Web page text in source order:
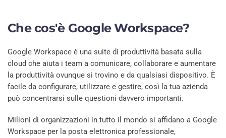
Che cos'è Google Workspace?
Google Workspace è una suite di produttività basata sulla
cloud che aiuta i team a comunicare, collaborare e aumentare
la produttività ovunque si trovino e da qualsiasi dispositivo. È
facile da configurare, utilizzare e gestire, così la tua azienda
può concentrarsi sulle questioni davvero importanti.
Milioni di organizzazioni in tutto il mondo si affidano a Google
Workspace per la posta elettronica professionale,